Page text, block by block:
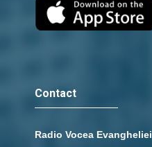
Contact
Radio Vocea Evangheliei